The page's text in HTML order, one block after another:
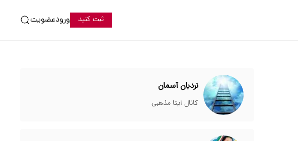
ثبت کنید ورودعضویت
نردبان آسمان
کانال ایتا مذهبی